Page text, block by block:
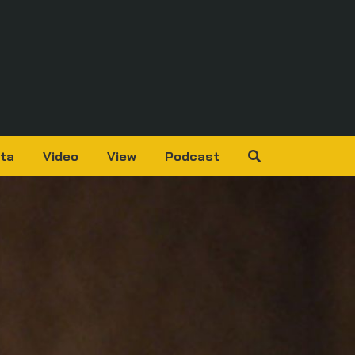
Video View Podcast